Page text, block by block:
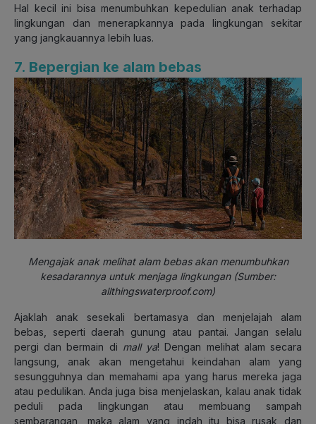
Hal kecil ini bisa menumbuhkan kepedulian anak terhadap
lingkungan dan menerapkannya pada lingkungan sekitar
yang jangkauannya lebih luas.
7. Bepergian ke alam bebas
Mengajak anak melihat alam bebas akan menumbuhkan
kesadarannya untuk menjaga lingkungan (Sumber:
allthingswaterproof.com)
Ajaklah anak sesekali bertamasya dan menjelajah alam
bebas, seperti daerah gunung atau pantai. Jangan selalu
pergi dan bermain di mall ya! Dengan melihat alam secara
langsung, anak akan mengetahui keindahan alam yang
sesungguhnya dan memahami apa yang harus mereka jaga
atau pedulikan. Anda juga bisa menjelaskan, kalau anak tidak
peduli pada lingkungan atau membuang sampah
sembarangan, maka alam yang indah itu bisa rusak dan